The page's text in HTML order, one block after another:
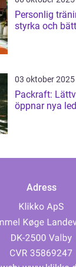
Personlig
styrka och
03 oktober 2025
Packraft:
öppnar nya
Adress